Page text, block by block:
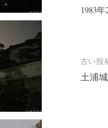
1983
投
稿
古い投
土浦城